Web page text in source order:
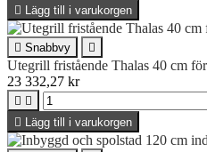
 Lägg till i varukorgen
 Snabbvy 
Utegrill fristående Thalas 40 cm
23 332,27 kr
 
 Lägg till i varukorgen